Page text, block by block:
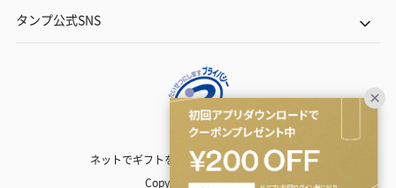
タンプ公式SNS
ネットでギフトを贈るなら | TANP（タンプ）
Copyright© TANP Inc.